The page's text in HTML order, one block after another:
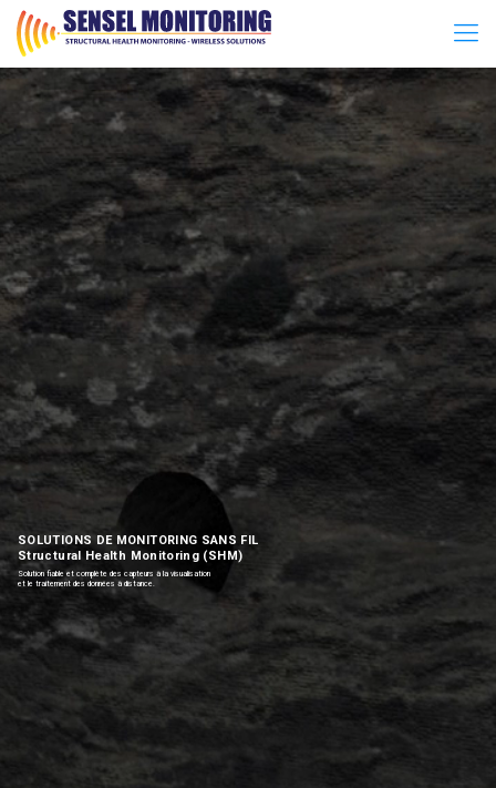
SOLUTIONS DE MONITORING SANS FIL
Structural Health Monitoring (SHM)
Solution fiable et complète des capteurs à la visualisation
et le traitement des données à distance.